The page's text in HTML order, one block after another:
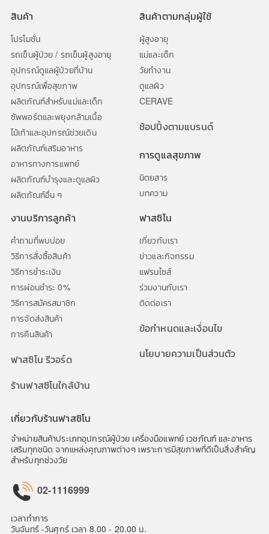
สินค้า
โปรโมชั่น
รถเข็นผู้ป่วย / รถเข็นผู้สูงอายุ
อุปกรณ์ดูแลผู้ป่วยที่บ้าน
อุปกรณ์เพื่อสุขภาพ
ผลิตภัณฑ์สำหรับแม่และเด็ก
ซัพพอร์ตและพยุงกล้ามเนื้อ
ไม้เท้าและอุปกรณ์ช่วยเดิน
ผลิตภัณฑ์เสริมอาหาร
อาหารทางการแพทย์
ผลิตภัณฑ์บำรุงและดูแลผิว
ผลิตภัณฑ์อื่น ๆ
สินค้าตามกลุ่มผู้ใช้
ผู้สูงอายุ
แม่และเด็ก
วัยทำงาน
ดูแลผิว
CERAVE
ช้อปปิ้งตามแบรนด์
การดูแลสุขภาพ
นิตยสาร
บทความ
งานบริการลูกค้า
คำถามที่พบบ่อย
วิธีการสั่งซื้อสินค้า
วิธีการชำระเงิน
การผ่อนชำระ 0%
วิธีการสมัครสมาชิก
การจัดส่งสินค้า
การคืนสินค้า
ฟาสซิโน รีวอร์ด
ร้านฟาสซิโนใกล้บ้าน
ฟาสซิโน
เกี่ยวกับเรา
ข่าวและกิจกรรม
แฟรนไซส์
ร่วมงานกับเรา
ติดต่อเรา
ข้อกำหนดและเงื่อนไข
นโยบายความเป็นส่วนตัว
เกี่ยวกับร้านฟาสซิโน
จำหน่ายสินค้าประเภทอุปกรณ์ผู้ป่วย เครื่องมือแพทย์ เวชภัณฑ์ และอาหาร
เสริมทุกชนิด จากแหล่งคุณภาพต่างๆ เพราะการมีสุขภาพที่ดีเป็นสิ่งสำคัญ
สำหรับทุกช่วงวัย
02-1116999
เวลาทำการ
วันจันทร์ -วันศุกร์ เวลา 8.00 - 20.00 น.